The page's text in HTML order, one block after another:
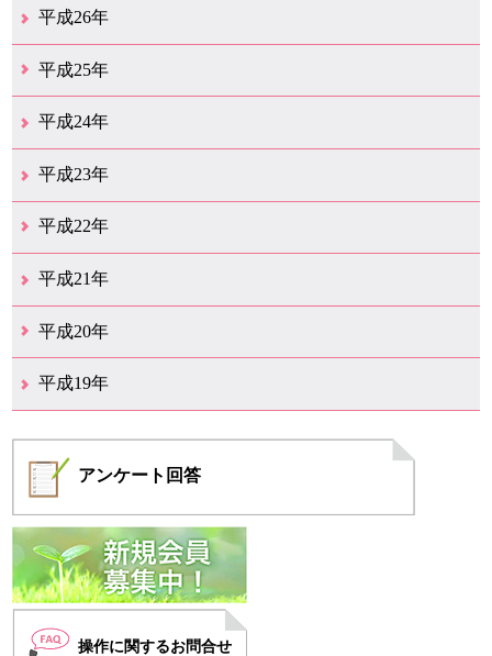
12月（23）
11月（12）
10月（11）
9月（15）
8月（4）
7月（11）
6月（20）
5月（14）
4月（26）
3月（29）
2月（17）
1月（9）
平成26年
12月（11）
11月（11）
10月（9）
9月（11）
8月（12）
7月（9）
6月（12）
5月（5）
4月（13）
3月（12）
2月（8）
1月（9）
平成25年
12月（12）
11月（6）
10月（7）
9月（10）
8月（6）
7月（9）
6月（7）
5月（8）
4月（7）
3月（12）
2月（17）
1月（7）
平成24年
12月（8）
11月（5）
10月（7）
9月（10）
8月（5）
7月（7）
6月（9）
5月（7）
4月（6）
3月（12）
2月（2）
1月（4）
平成23年
12月（6）
11月（6）
10月（14）
9月（5）
8月（8）
7月（7）
6月（9）
5月（10）
4月（12）
3月（3）
2月（2）
平成22年
12月（1）
11月（5）
10月（7）
9月（15）
8月（12）
7月（11）
6月（12）
5月（6）
4月（4）
3月（17）
2月（7）
1月（6）
平成21年
12月（4）
11月（3）
10月（7）
9月（5）
8月（7）
7月（9）
6月（13）
5月（9）
4月（22）
3月（9）
2月（8）
平成20年
12月（6）
11月（4）
10月（6）
9月（4）
8月（1）
7月（6）
6月（1）
5月（1）
4月（1）
3月（2）
2月（4）
1月（2）
平成19年
アンケート 回答
操作に関するお問合せ